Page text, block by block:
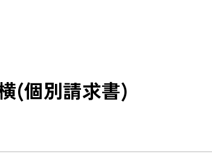
個別請求書)